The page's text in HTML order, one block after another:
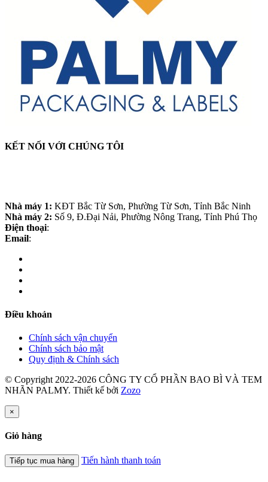
KẾT NỐI VỚI CHÚNG TÔI
Nhà máy 1: KĐT Bắc Từ Sơn, Phường Từ Sơn, Tỉnh Bắc Ninh
Nhà máy 2: Số 9, Đ.Đại Nải, Phường Nông Trang, Tỉnh Phú Thọ
Điện thoại:
Email:
Điều khoản
Chính sách vận chuyển
Chính sách bảo mật
Quy định & Chính sách
© Copyright 2022-2026 CÔNG TY CỔ PHẦN BAO BÌ VÀ TEM
NHÃN PALMY. Thiết kế bởi Zozo
×
Giỏ hàng
Tiếp tục mua hàng Tiến hành thanh toán